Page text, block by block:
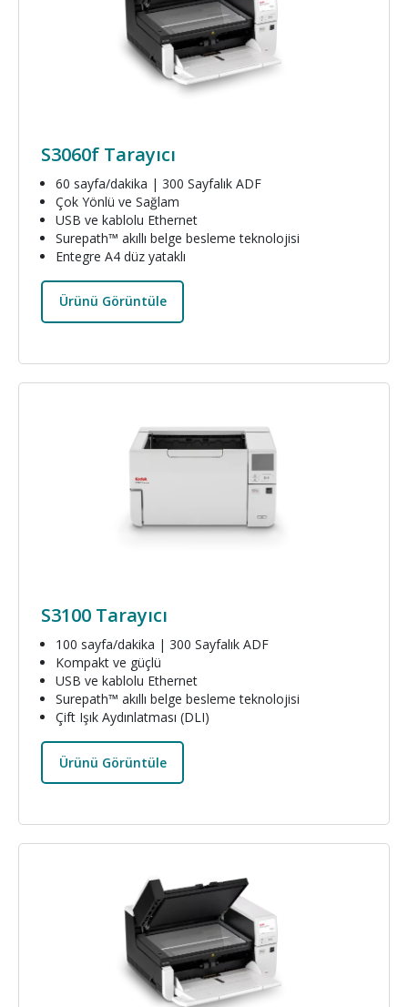
S3060f Tarayıcı
60 sayfa/dakika | 300 Sayfalık ADF
Çok Yönlü ve Sağlam
USB ve kablolu Ethernet
Surepath™ akıllı belge besleme teknolojisi
Entegre A4 düz yataklı
Ürünü Görüntüle
Resim
S3100 Tarayıcı
100 sayfa/dakika | 300 Sayfalık ADF
Kompakt ve güçlü
USB ve kablolu Ethernet
Surepath™ akıllı belge besleme teknolojisi
Çift Işık Aydınlatması (DLI)
Ürünü Görüntüle